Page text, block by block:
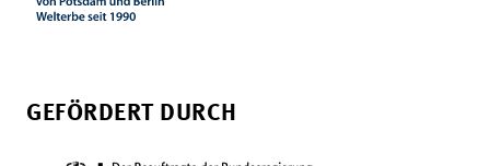
GEFÖRDERT DURCH